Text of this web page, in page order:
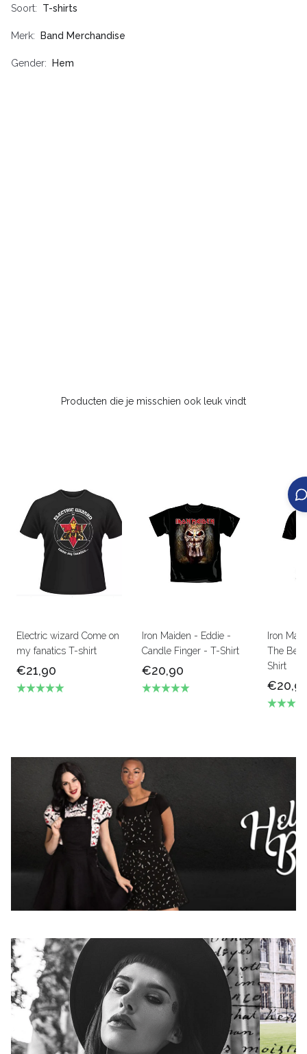
Soort T-shirts
Merk Band Merchandise
Gender Hem
Producten die je misschien ook leuk vindt
Electric wizard Come on
my fanatics T-shirt
€21,90
Iron Maiden - Eddie -
Candle Finger - T-Shirt
€20,90
Iron
The
Shirt